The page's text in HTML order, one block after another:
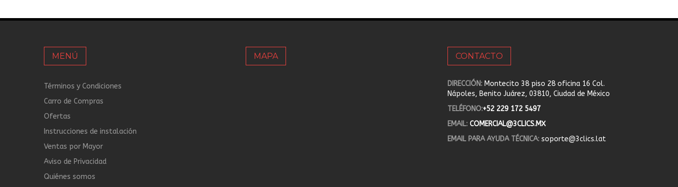
MENÚ
Términos y Condiciones
Carro de Compras
Ofertas
Instrucciones de instalación
Ventas por Mayor
Aviso de Privacidad
Quiénes somos
MAPA CONTACTO
DIRECCIÓN: Montecito 38 piso 28 oficina 16 Col.
Nápoles, Benito Juárez, 03810, Ciudad de México
TELÉFONO:+52 229 172 5497
EMAIL: COMERCIAL@3CLICS.MX
EMAIL PARA AYUDA TÉCNICA: soporte@3clics.lat